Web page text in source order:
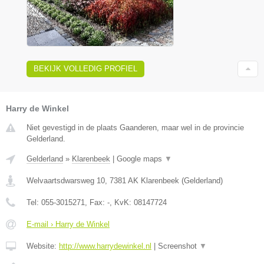
BEKIJK VOLLEDIG PROFIEL
Harry de Winkel
Niet gevestigd in de plaats Gaanderen, maar wel in de provincie
Gelderland.
Gelderland » Klarenbeek Google maps ▼
Welvaartsdwarsweg 10, 7381 AK Klarenbeek (Gelderland)
Tel: 055-3015271, Fax: -, KvK: 08147724
E-mail › Harry de Winkel
Website: http://www.harrydewinkel.nl Screenshot ▼